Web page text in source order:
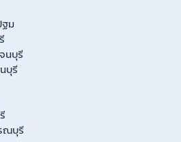
ม
นบุรี
บุรี
ณบุรี